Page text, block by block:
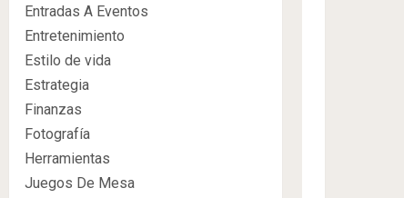
Entradas A Eventos
Entretenimiento
Estilo de vida
Estrategia
Finanzas
Fotografía
Herramientas
Juegos De Mesa